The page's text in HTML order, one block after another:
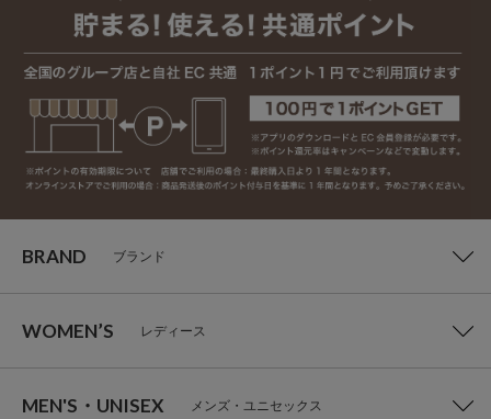
BRAND ブランド
WOMEN’S レディース
MEN'S・UNISEX メンズ・ユニセックス